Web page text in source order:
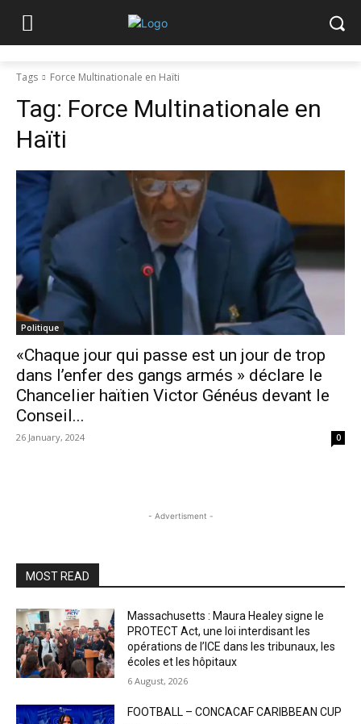
Tags Force Multinationale en Haïti
Tag: Force Multinationale en
Haïti
Politique
«Chaque jour qui passe est un jour de trop
dans l’enfer des gangs armés » déclare le
Chancelier haïtien Victor Généus devant le
Conseil...
26 January, 2024 0
- Advertisment -
MOST READ
Massachusetts : Maura Healey signe le
PROTECT Act, une loi interdisant les
opérations de l’ICE dans les tribunaux, les
écoles et les hôpitaux
6 August, 2026
FOOTBALL – CONCACAF CARIBBEAN CUP